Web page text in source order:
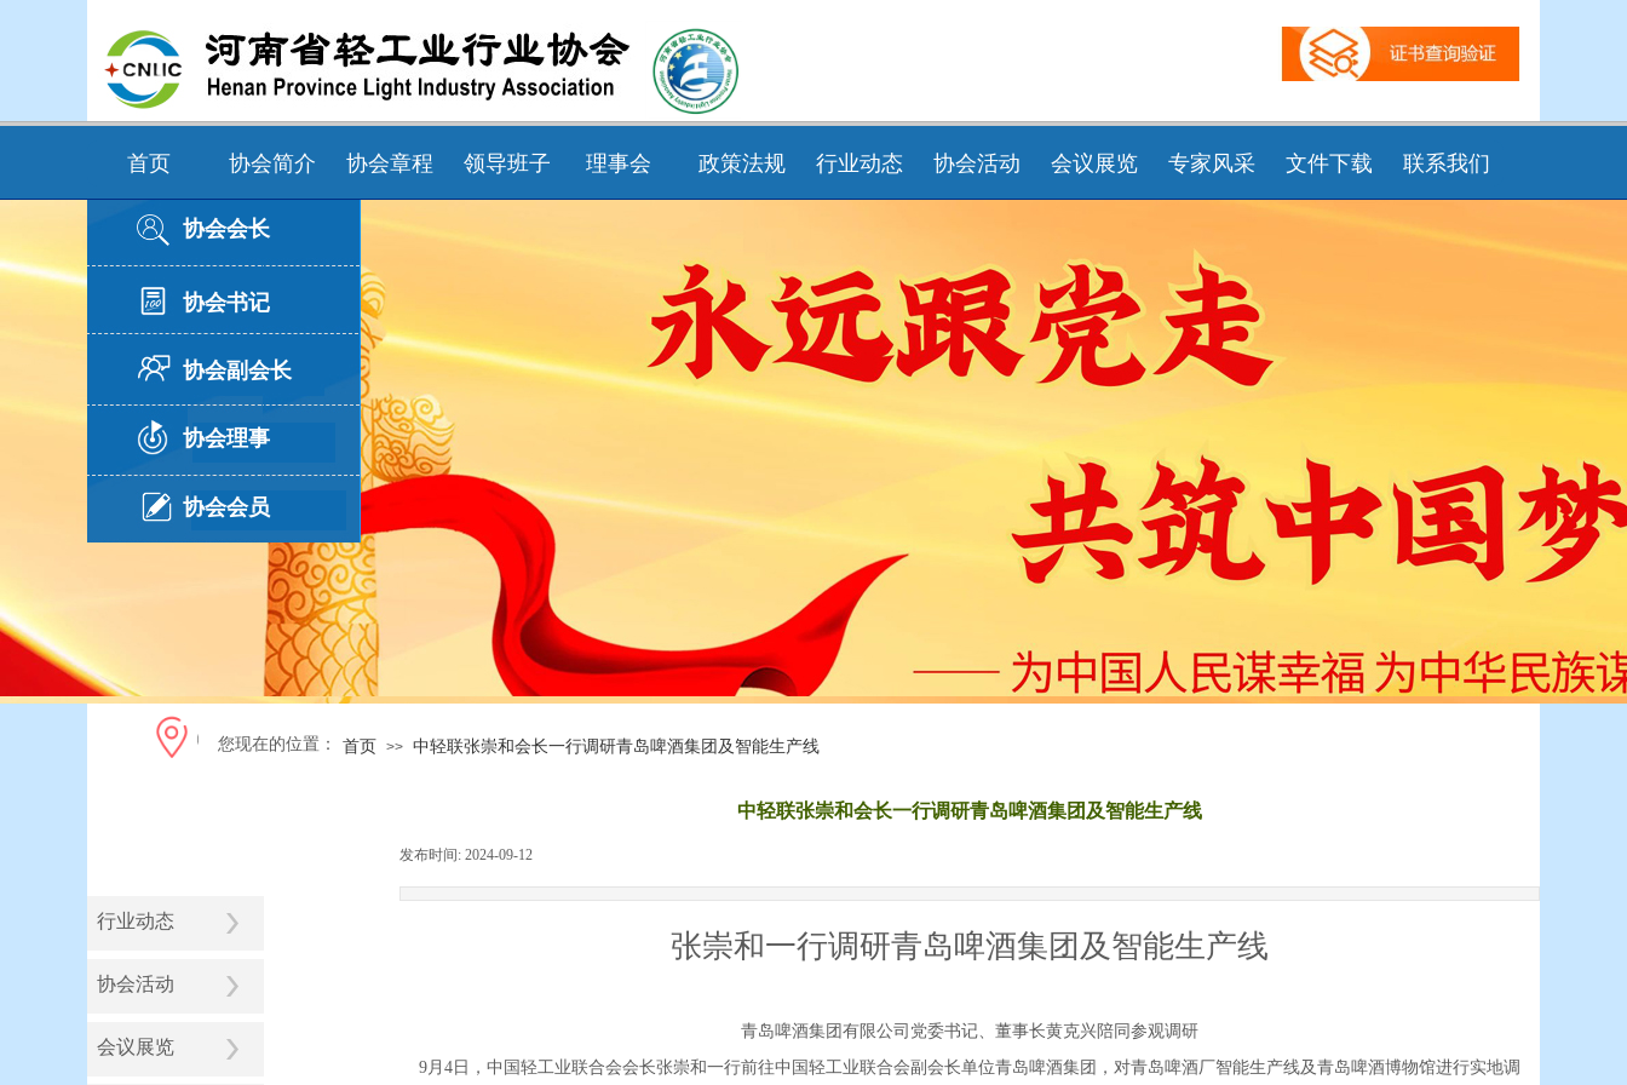
协会活动
首页 协会简介 协会章程 领导班子 理事会 政策法规 行业动态 协会活动 会议展览 专家风采 文件下载 联系我们
协会会长
协会书记
协会理事
协会会员
协会副会长
您现在的位置： 首页 >> 中轻联张崇和会长一行调研青岛啤酒集团及智能生产线
中轻联张崇和会长一行调研青岛啤酒集团及智能生产线
发布时间: 2024-09-12
张崇和一行调研青岛啤酒集团及智能生产线
青岛啤酒集团有限公司党委书记、董事长黄克兴陪同参观调研
9月4日，中国轻工业联合会会长张崇和一行前往中国轻工业联合会副会长单位青岛啤酒集团，对青岛啤酒厂智能生产线及青岛啤酒博物馆进行实地调
行业动态
会议展览